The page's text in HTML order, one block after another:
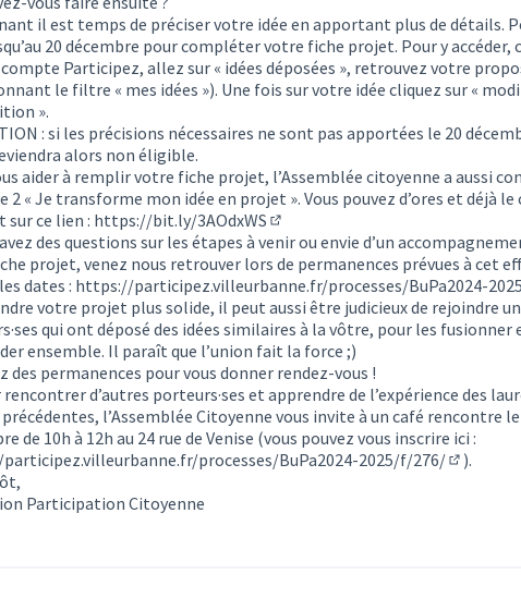
il est temps de préciser votre idée en apportant plus de détails.
20 décembre pour compléter votre fiche projet. Pour y accéder,
Participez, allez sur « idées déposées », retrouvez votre
le filtre « mes idées »). Une fois sur votre idée cliquez sur «
».
: si les précisions nécessaires ne sont pas apportées le 20
alors non éligible.
aider à remplir votre fiche projet, l’Assemblée citoyenne a aussi
2 « Je transforme mon idée en projet ». Vous pouvez d’ores et déjà
sur ce lien : https://bit.ly/3AOdxWS
(Lien externe)
des questions sur les étapes à venir ou envie d’un
projet, venez nous retrouver lors de permanences prévues à cet
dates : https://participez.villeurbanne.fr/processes/BuPa2024-
votre projet plus solide, il peut aussi être judicieux de rejoindre un
qui ont déposé des idées similaires à la vôtre, pour les fusionner
ensemble. Il paraît que l’union fait la force ;)
des permanences pour vous donner rendez-vous !
d’autres porteurs·ses et apprendre de l’expérience des
l’Assemblée Citoyenne vous invite à un café rencontre
de 10h à 12h au 24 rue de Venise (vous pouvez vous inscrire ici :
processes/BuPa2024-2025/f/276/
(S'ouvre
).
Participation Citoyenne